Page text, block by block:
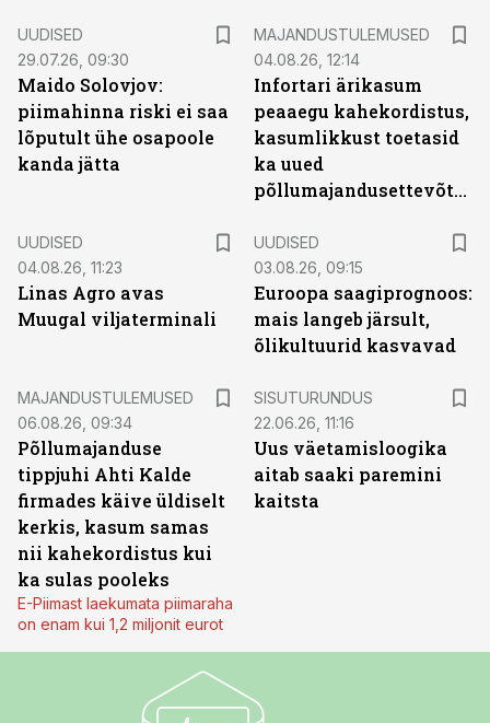
UUDISED
29.07.26, 09:30
Maido Solovjov:
piimahinna riski ei saa
lõputult ühe osapoole
kanda jätta
MAJANDUSTULEMUSED
04.08.26, 12:14
Infortari ärikasum
peaaegu kahekordistus,
kasumlikkust toetasid
ka uued
põllumajandusettevõtted
UUDISED
04.08.26, 11:23
Linas Agro avas
Muugal viljaterminali
UUDISED
03.08.26, 09:15
Euroopa saagiprognoos:
mais langeb järsult,
õlikultuurid kasvavad
MAJANDUSTULEMUSED
06.08.26, 09:34
Põllumajanduse
tippjuhi Ahti Kalde
firmades käive üldiselt
kerkis, kasum samas
nii kahekordistus kui
ka sulas pooleks
E-Piimast laekumata piimaraha
on enam kui 1,2 miljonit eurot
SISUTURUNDUS
22.06.26, 11:16
Uus väetamisloogika
aitab saaki paremini
kaitsta